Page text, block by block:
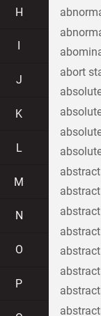
H
J
K
L
M
N
O
P
abort